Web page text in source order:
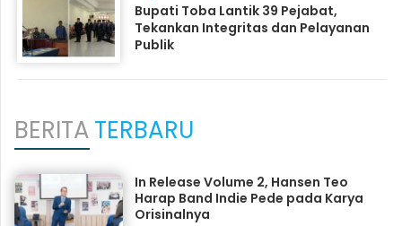
Bupati Toba Lantik 39 Pejabat,
Tekankan Integritas dan Pelayanan
Publik
BERITATERBARU
In Release Volume 2, Hansen Teo
Harap Band Indie Pede pada Karya
Orisinalnya